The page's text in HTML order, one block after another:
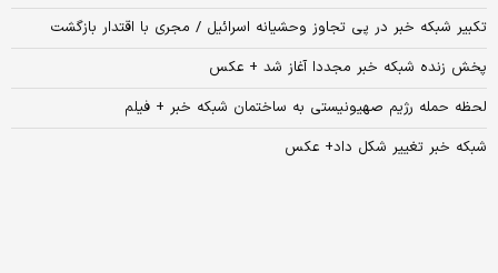
تکبیر شبکه خبر در پی تجاوز وحشیانه اسرائیل / مجری با اقتدار بازگشت
پخش زنده شبکه خبر مجددا آغاز شد + عکس
لحظه حمله رژیم صهیونیستی به ساختمان شبکه خبر + فیلم
شبکه خبر تغییر شکل داد+ عکس